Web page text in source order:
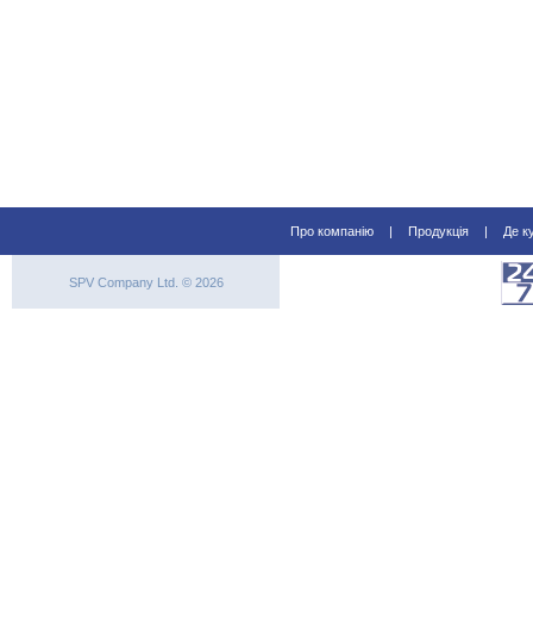
Про компанію | Продукція | Де
SPV Company Ltd. © 2026